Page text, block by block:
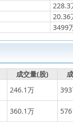
228.3
20.36
3499
成交量(股)
246.1万
360.1万